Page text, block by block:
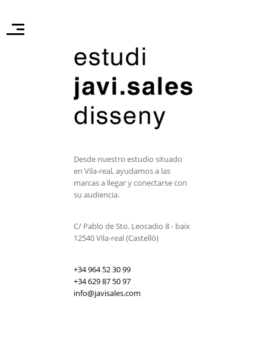
Desde nuestro estudio situado
en Vila-real, ayudamos a las
marcas a llegar y conectarse con
su audiencia.
C/ Pablo de Sto. Leocadio 8 - baix
12540 Vila-real (Castelló)
+34 964 52 30 99
+34 629 87 50 97
info@javisales.com